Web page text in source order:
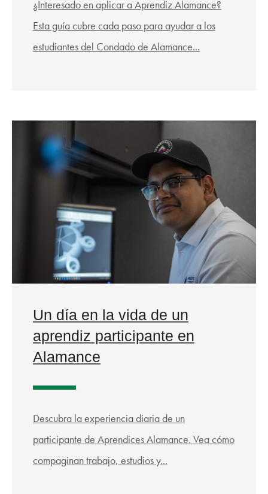
¿Interesado en aplicar a Aprendiz Alamance?
Esta guía cubre cada paso para ayudar a los
estudiantes del Condado de Alamance...
Un día en la vida de un
aprendiz participante en
Alamance
Descubra la experiencia diaria de un
participante de Aprendices Alamance. Vea cómo
compaginan trabajo, estudios y...